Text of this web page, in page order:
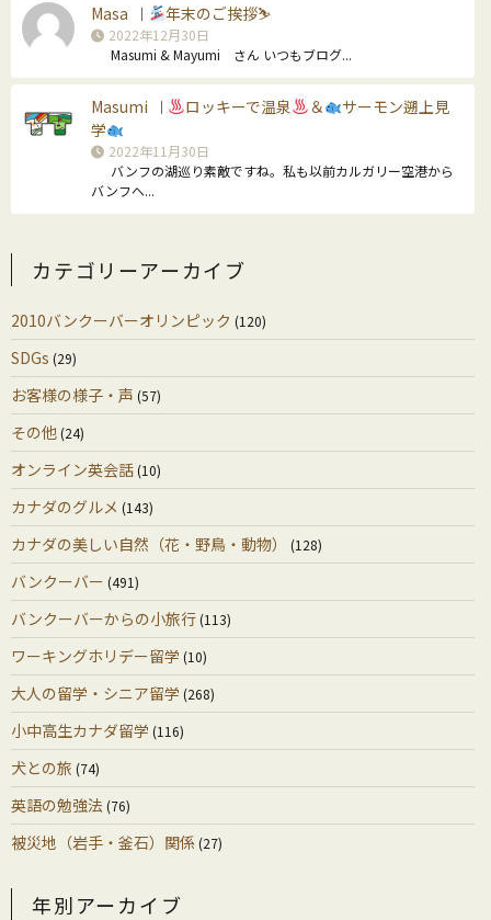
Masa ｜ 年末のご挨拶⛷
2022年12月30日
Masumi & Mayumi さん いつもブログ...
Masumi ｜ ロッキーで温泉 ＆
サーモン遡上見
学
2022年11月30日
バンフの湖巡り素敵ですね。私も以前カルガリー空港から
バンフへ...
カテゴリーアーカイブ
2010バンクーバーオリンピック (120)
SDGs (29)
お客様の様子・声 (57)
その他(24)
オンライン英会話(10)
カナダのグルメ (143)
カナダの美しい自然（花・野鳥・動物） (128)
バンクーバー (491)
バンクーバーからの小旅行(113)
ワーキングホリデー留学 (10)
大人の留学・シニア留学 (268)
小中高生カナダ留学 (116)
犬との旅 (74)
英語の勉強法 (76)
被災地（岩手・釜石）関係(27)
年別アーカイブ